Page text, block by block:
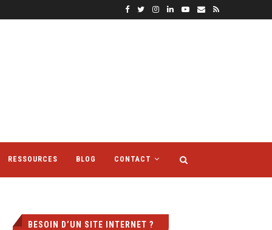
RESSOURCES BLOG CONTACT
BESOIN D’UN SITE INTERNET ?